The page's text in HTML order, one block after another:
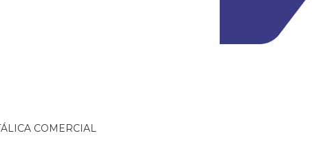
COMERCIAL